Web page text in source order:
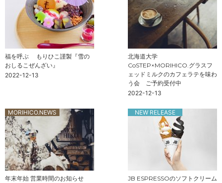
福を呼ぶ もりひこ謹製『雪の
おしるこぜんざい』
2022-12-13
北海道大学
CoSTEP×MORIHICO.グラスフ
ェッドミルクのカフェラテを味わ
う会 ご予約受付中
2022-12-13
MORIHICO.NEWS
年末年始 営業時間のお知らせ
NEW RELEASE
JB ESPRESSOのソフトクリーム